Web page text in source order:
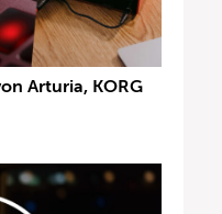
Arturia, KORG